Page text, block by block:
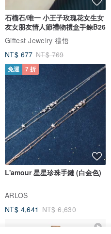
石榴石/唯一 小王子玫瑰花女生女
友女朋友情人節禮物禮盒手鍊B26
Giftest Jewelry 禮悟
NT$ 677 NT$ 769
免運 7 折
L'amour 星星珍珠手鏈 (白金色)
ARLOS
NT$ 4,641 NT$ 6,630